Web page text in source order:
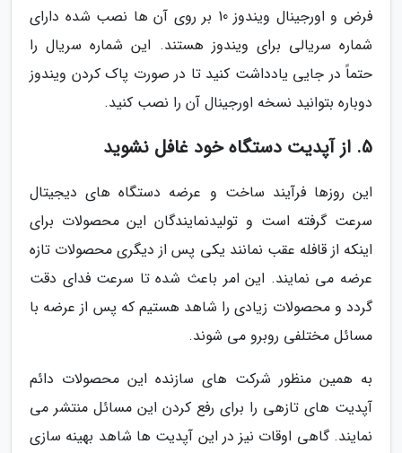
فرض و اورجینال ویندوز 10 بر روی آن ها نصب شده دارای
شماره سریالی برای ویندوز هستند. این شماره سریال را
حتماً در جایی یادداشت کنید تا در صورت پاک کردن ویندوز
دوباره بتوانید نسخه اورجینال آن را نصب کنید.
5. از آپدیت دستگاه خود غافل نشوید
این روزها فرآیند ساخت و عرضه دستگاه های دیجیتال
سرعت گرفته است و تولیدنمایندگان این محصولات برای
اینکه از قافله عقب نمانند یکی پس از دیگری محصولات تازه
عرضه می نمایند. این امر باعث شده تا سرعت فدای دقت
گردد و محصولات زیادی را شاهد هستیم که پس از عرضه با
مسائل مختلفی روبرو می شوند.
به همین منظور شرکت های سازنده این محصولات دائم
آپدیت های تازهی را برای رفع کردن این مسائل منتشر می
نمایند. گاهی اوقات نیز در این آپدیت ها شاهد بهینه سازی